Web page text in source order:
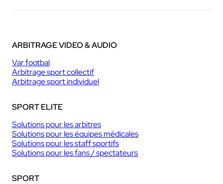
ARBITRAGE VIDEO & AUDIO
Var footbal
Arbitrage sport collectif
Arbitrage sport individuel
SPORT ELITE
Solutions pour les arbitres
Solutions pour les équipes médicales
Solutions pour les staff sportifs
Solutions pour les fans / spectateurs
SPORT